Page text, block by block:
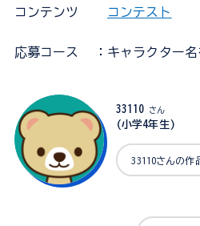
コンテンツ
コンテスト
応募コース ：キャラクター
33110 さん
(小学4年生)
33110さんの作